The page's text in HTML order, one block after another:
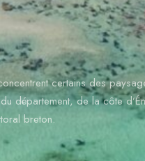
certains des
département, de la côte
breton.